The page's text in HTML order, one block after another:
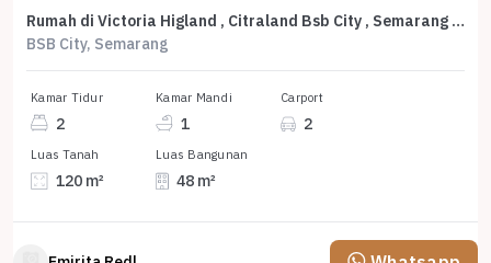
Rumah di Victoria Higland , Citraland Bsb City , Semarang ( Vn 8626 )
BSB City, Semarang
Kamar Tidur
2
Kamar Mandi
1
Carport
2
Luas Tanah
120 m²
Luas Bangunan
48 m²